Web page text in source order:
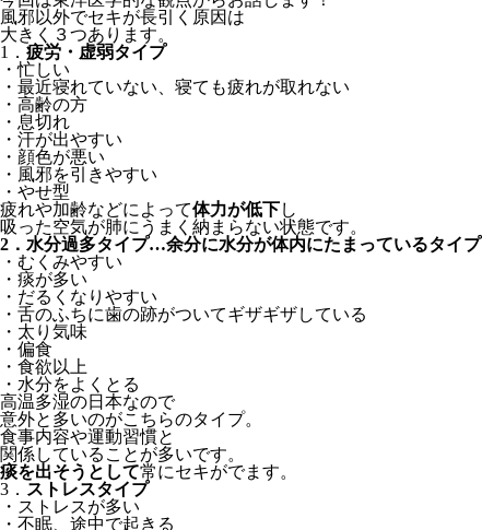
風邪以外でセキが長引く原因は
大きく３つあります。
1． 疲労・虚弱タイプ
・忙しい
・最近寝れていない、寝ても疲れが取れない
・高齢の方
・息切れ
・汗が出やすい
・顔色が悪い
・風邪を引きやすい
・やせ型
疲れや加齢などによって体力が低下し
吸った空気が肺にうまく納まらない状態です。
2．水分過多タイプ…余分に水分が体内にたまっているタイプ
・むくみやすい
・痰が多い
・だるくなりやすい
・舌のふちに歯の跡がついてギザギザしている
・太り気味
・偏食
・食欲以上
・水分をよくとる
高温多湿の日本なので
意外と多いのがこちらのタイプ。
食事内容や運動習慣と
関係していることが多いです。
痰を出そうとして常にセキがでます。
3． ストレスタイプ
・ストレスが多い
・不眠、途中で起きる